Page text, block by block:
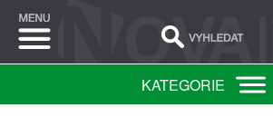
KATEGORIE